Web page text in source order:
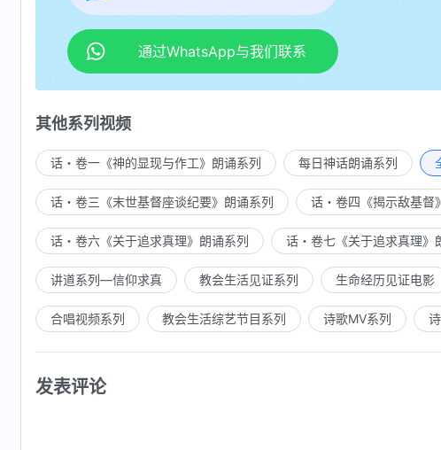
通过WhatsApp与我们联系
其他系列视频
话・卷一《神的显现与作工》朗诵系列 每日神话朗诵系列
话・卷三《末世基督座谈纪要》朗诵系列 话・卷四《揭示敌基督
话・卷六《关于追求真理》朗诵系列 话・卷七《关于追求真理》
讲道系列—信仰求真 教会生活见证系列 生命经历见证电影
合唱视频系列 教会生活综艺节目系列 诗歌MV系列
发表评论